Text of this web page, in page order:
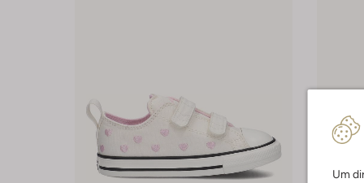
Um